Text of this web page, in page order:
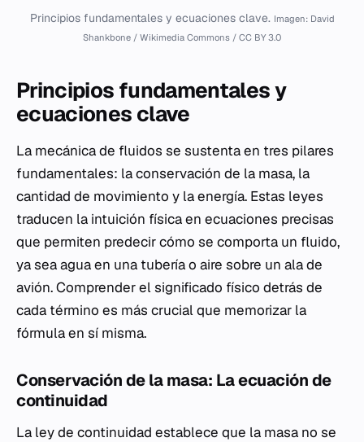
Principios fundamentales y ecuaciones clave. Imagen: David
Shankbone / Wikimedia Commons / CC BY 3.0
Principios fundamentales y
ecuaciones clave
La mecánica de fluidos se sustenta en tres pilares
fundamentales: la conservación de la masa, la
cantidad de movimiento y la energía. Estas leyes
traducen la intuición física en ecuaciones precisas
que permiten predecir cómo se comporta un fluido,
ya sea agua en una tubería o aire sobre un ala de
avión. Comprender el significado físico detrás de
cada término es más crucial que memorizar la
fórmula en sí misma.
Conservación de la masa: La ecuación de
continuidad
La ley de continuidad establece que la masa no se